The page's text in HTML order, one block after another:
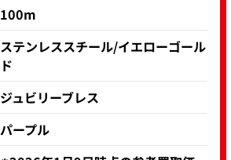
100m
ステンレススチール/イエローゴール
ド
ジュビリーブレス
パープル